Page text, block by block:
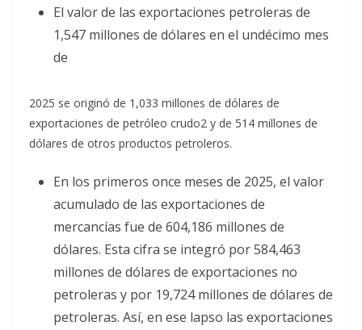
El valor de las exportaciones petroleras de
1,547 millones de dólares en el undécimo mes
de
2025 se originó de 1,033 millones de dólares de
exportaciones de petróleo crudo2 y de 514 millones de
dólares de otros productos petroleros.
En los primeros once meses de 2025, el valor
acumulado de las exportaciones de
mercancías fue de 604,186 millones de
dólares. Esta cifra se integró por 584,463
millones de dólares de exportaciones no
petroleras y por 19,724 millones de dólares de
petroleras. Así, en ese lapso las exportaciones